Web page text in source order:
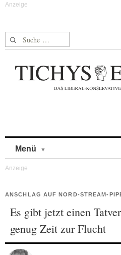
Suche nach:
Menü
ANSCHLAG AUF NORD-STREAM-
Es gibt jetzt einen
genug Zeit zur Flucht